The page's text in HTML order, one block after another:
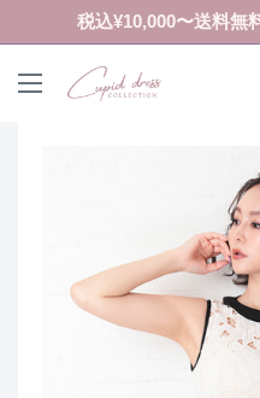
ン
税込¥10,000〜送料
ク
レ